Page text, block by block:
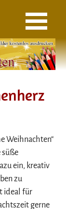
Weihnachten“
ein, kreativ
zu
ideal für
gerne